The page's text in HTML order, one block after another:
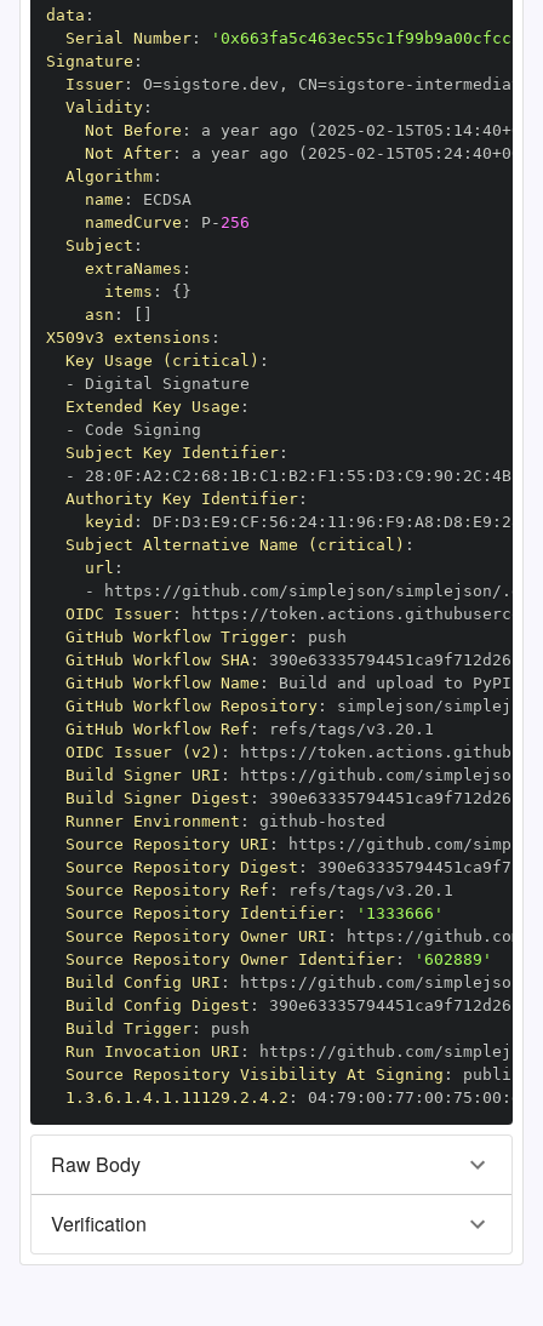
data :
Serial Number:
Signature :
Issuer: O=sigstore.dev , CN=sigstore -
Validity:
Not Before : a year ago (2025 -02 - 15T05 : 14: 40+00
Not After: a year ago (2025 -02 - 15T05 : 24: 40+00
Algorithm:
name :
namedCurve : P- 256
Subject :
extraNames :
items : { }
asn :
X509v3 extensions :
Key Usage (critical) :
-
Extended Key Usage :
-
Subject Key Identifier:
-
28 : 0F : A2 : C2 : 68 : 1B: C1 : B2 : F1 : 55 : D3 : C9 : 90 : 2C : 4B:
Authority Key Identifier:
keyid : DF : D3 : E9 : CF : 56 : 24: 11 : 96 : F9 : A8 : D8 : E9 : 28
Subject Alternative Name (critical) :
url :
-
https : //github.com/simplejson/simplejson/
OIDC Issuer: https :
GitHub Workflow Trigger:
GitHub Workflow SHA:
GitHub Workflow Name :
GitHub Workflow Repository:
GitHub Workflow Ref :
OIDC Issuer (v2) : https :
Build Signer URI : https : //github.com/simplejson/
Build Signer Digest :
Runner Environment : github -
Source Repository URI : https :
Source Repository Digest :
Source Repository Ref :
Source Repository Identifier:
'1333666'
Source Repository Owner URI : https :
Source Repository Owner Identifier:
'602889'
Build Config URI : https : //github.com/simplejson/
Build Config Digest :
Build Trigger:
Run Invocation URI : https :
Source Repository Visibility At Signing :
1.3.6.1.4.1.11129.2.4.2 : 04: 79 : 00 : 77 : 00 : 75 : 00 : dd
Raw Body
Verification